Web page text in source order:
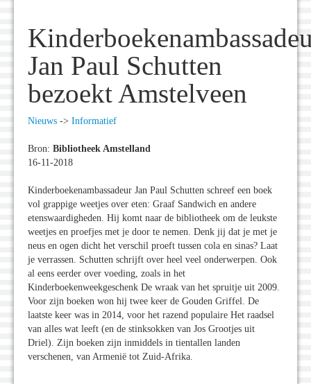
Jan Paul Schutten
bezoekt Amstelveen
Nieuws -> Informatief
Bron: Bibliotheek Amstelland
16-11-2018
Kinderboekenambassadeur Jan Paul Schutten schreef een boek
vol grappige weetjes over eten: Graaf Sandwich en andere
etenswaardigheden. Hij komt naar de bibliotheek om de leukste
weetjes en proefjes met je door te nemen. Denk jij dat je met je
neus en ogen dicht het verschil proeft tussen cola en sinas? Laat
je verrassen. Schutten schrijft over heel veel onderwerpen. Ook
al eens eerder over voeding, zoals in het
Kinderboekenweekgeschenk De wraak van het spruitje uit 2009.
Voor zijn boeken won hij twee keer de Gouden Griffel. De
laatste keer was in 2014, voor het razend populaire Het raadsel
van alles wat leeft (en de stinksokken van Jos Grootjes uit
Driel). Zijn boeken zijn inmiddels in tientallen landen
verschenen, van Armenië tot Zuid-Afrika.